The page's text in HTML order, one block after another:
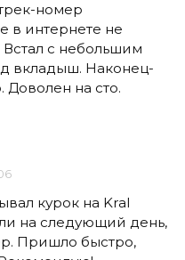
номер
в интернете не
Встал с небольшим
вкладыш. Наконец-
Доволен на сто.
курок на Kral
на следующий день,
Пришло быстро,